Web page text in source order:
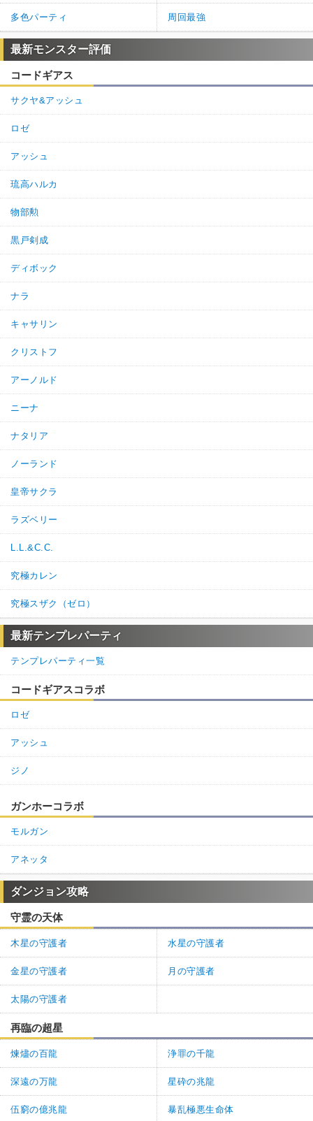
多色パーティ 周回最強
最新モンスター評価
コードギアス
サクヤ&アッシュ
ロゼ
アッシュ
琉高ハルカ
物部勲
黒戸剣成
ディボック
ナラ
キャサリン
クリストフ
アーノルド
ニーナ
ナタリア
ノーランド
皇帝サクラ
ラズベリー
L.L.&C.C.
究極カレン
究極スザク（ゼロ）
最新テンプレパーティ
テンプレパーティ一覧
コードギアスコラボ
ロゼ
アッシュ
ジノ
ガンホーコラボ
モルガン
アネッタ
ダンジョン攻略
守霊の天体
木星の守護者 水星の守護者
金星の守護者 月の守護者
太陽の守護者
再臨の超星
煉燼の百龍 浄罪の千龍
深遠の万龍 星砕の兆龍
伍窮の億兆龍 暴乱極悪生命体